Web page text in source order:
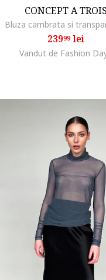
CONCEPT A TROIS
23999lei
Vandut de Fashion